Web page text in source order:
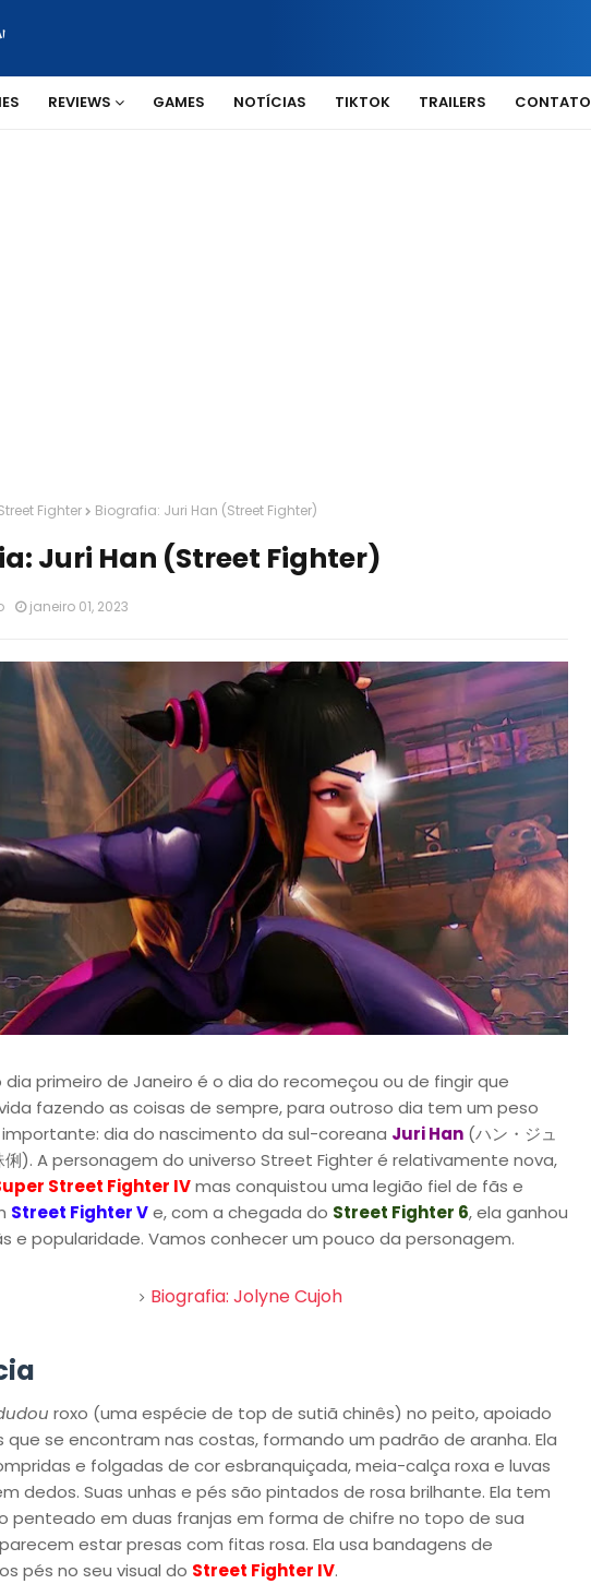
REVIEWS GAMES NOTÍCIAS TIKTOK TRAILERS CONTATO
Fighter Biografia: Juri Han (Street Fighter)
Juri Han (Street Fighter)
janeiro 01, 2023
dia primeiro de Janeiro é o dia do recomeçou ou de fingir que
fazendo as coisas de sempre, para outroso dia tem um peso
dia do nascimento da sul-coreana Juri Han (ハン・ジュ
俐). A personagem do universo Street Fighter é relativamente nova,
Street Fighter IVmas conquistou uma legião fiel de fãs e
Street Fighter Ve, com a chegada do Street Fighter 6, ela ganhou
e popularidade. Vamos conhecer um pouco da personagem.
Biografia: Jolyne Cujoh
roxo (uma espécie de top de sutiã chinês) no peito, apoiado
que se encontram nas costas, formando um padrão de aranha. Ela
e folgadas de cor esbranquiçada, meia-calça roxa e luvas
dedos. Suas unhas e pés são pintados de rosa brilhante. Ela tem
penteado em duas franjas em forma de chifre no topo de sua
estar presas com fitas rosa. Ela usa bandagens de
pés no seu visual do Street Fighter IV.